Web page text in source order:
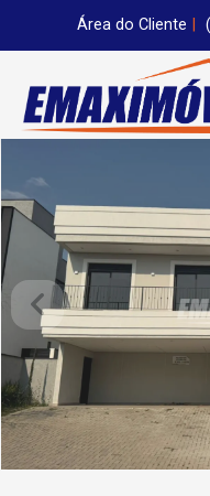
Área do Cliente